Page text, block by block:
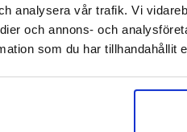
analysera vår trafik. Vi
och annons- och
som du har